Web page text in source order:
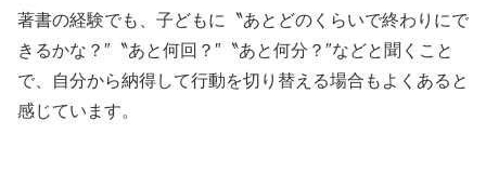
著書の経験でも、子どもに〝あとどのくらいで終わりにで
きるかな？″〝あと何回？″〝あと何分？″などと聞くこと
で、自分から納得して行動を切り替える場合もよくあると
感じています。